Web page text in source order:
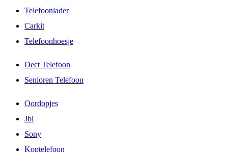
Telefoonlader
Carkit
Telefoonhoesje
Dect Telefoon
Senioren Telefoon
Oordopjes
Jbl
Sony
Koptelefoon